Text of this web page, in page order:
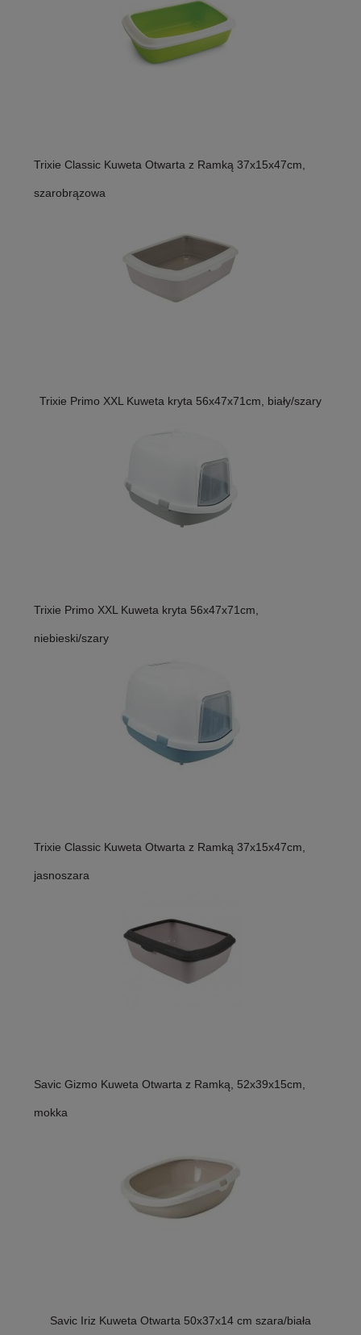
Trixie Classic Kuweta Otwarta z Ramką 37x15x47cm,
szarobrązowa
Trixie Primo XXL Kuweta kryta 56x47x71cm, biały/szary
Trixie Primo XXL Kuweta kryta 56x47x71cm,
niebieski/szary
Trixie Classic Kuweta Otwarta z Ramką 37x15x47cm,
jasnoszara
Savic Gizmo Kuweta Otwarta z Ramką, 52x39x15cm,
mokka
Savic Iriz Kuweta Otwarta 50x37x14 cm szara/biała